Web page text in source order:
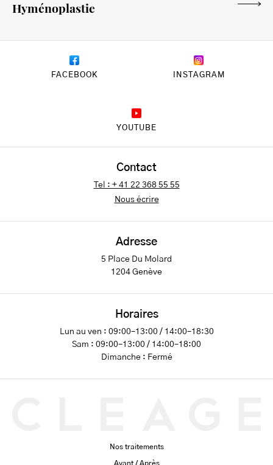
Hyménoplastie
FACEBOOK INSTAGRAM
YOUTUBE
Nos traitements
Avant / Après
Contact
Tel : + 41 22 368 55 55
Nous écrire
Adresse
5 Place Du Molard
1204 Genève
Horaires
Lun au ven : 09:00–13:00 / 14:00–18:30
Sam : 09:00–13:00 / 14:00–18:00
Dimanche : Fermé